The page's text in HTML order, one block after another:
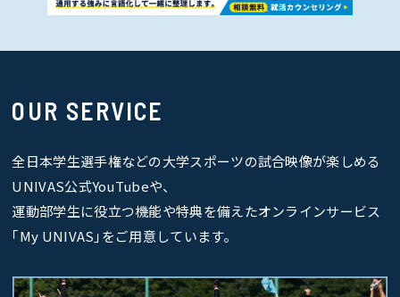
OUR SERVICE
全日本学生選手権などの大学スポーツの試合映像が楽しめる
UNIVAS公式YouTubeや、
運動部学生に役立つ機能や特典を備えたオンラインサービス
｢My UNIVAS｣をご用意しています。